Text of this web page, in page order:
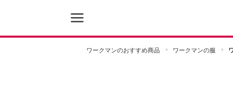
ワークマンのおすすめ商品 ワークマンの服